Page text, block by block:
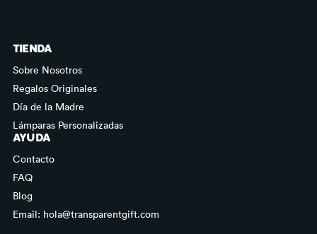
TIENDA
Sobre Nosotros
Regalos Originales
Día de la Madre
Lámparas Personalizadas
AYUDA
Contacto
FAQ
Blog
Email: hola@transparentgift.com